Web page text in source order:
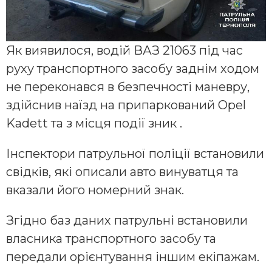
Як виявилося, водій ВАЗ 21063 під час
руху транспортного засобу заднім ходом
не переконався в безпечності маневру,
здійснив наїзд на припаркований Opel
Kadett та з місця події зник .
Інспектори патрульної поліції встановили
свідків, які описали авто винуватця та
вказали його номерний знак.
Згідно баз даних патрульні встановили
власника транспортного засобу та
передали орієнтування іншим екіпажам.